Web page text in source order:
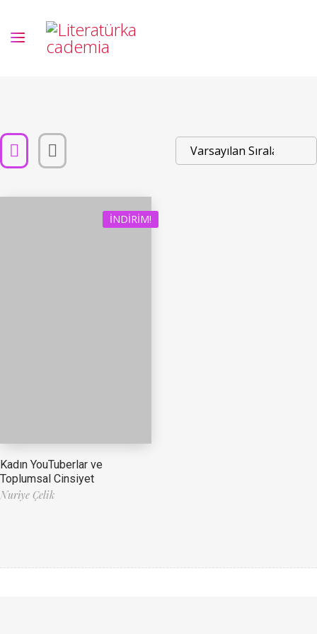
İNDIRIM!
Kadın YouTuberlar ve
Toplumsal Cinsiyet
Nuriye Çelik